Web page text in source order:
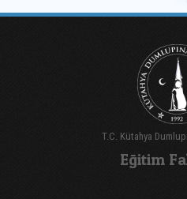
T.C. Kütahya
Eğitim